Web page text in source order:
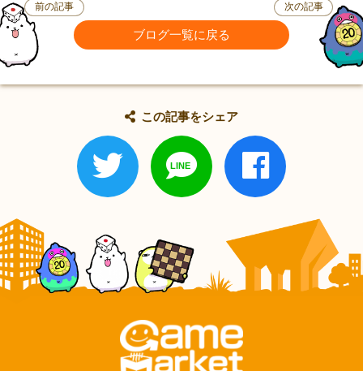
前の記事
ブログ一覧に戻る
次の記事
この記事をシェア